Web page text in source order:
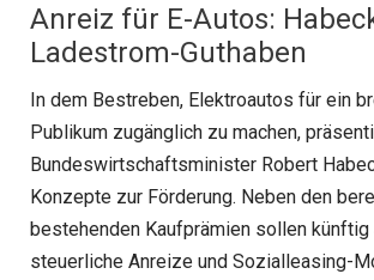
Anreiz für E-Autos:
Ladestrom-Guthaben
In dem Bestreben, Elektroautos für ein
Publikum zugänglich zu machen,
Bundeswirtschaftsminister Robert
Konzepte zur Förderung. Neben den
bestehenden Kaufprämien sollen künftig
steuerliche Anreize und Sozialleasing-